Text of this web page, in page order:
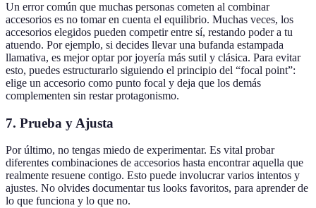
Un error común que muchas personas cometen al combinar
accesorios es no tomar en cuenta el equilibrio. Muchas veces, los
accesorios elegidos pueden competir entre sí, restando poder a tu
atuendo. Por ejemplo, si decides llevar una bufanda estampada
llamativa, es mejor optar por joyería más sutil y clásica. Para evitar
esto, puedes estructurarlo siguiendo el principio del “focal point”:
elige un accesorio como punto focal y deja que los demás
complementen sin restar protagonismo.
7. Prueba y Ajusta
Por último, no tengas miedo de experimentar. Es vital probar
diferentes combinaciones de accesorios hasta encontrar aquella que
realmente resuene contigo. Esto puede involucrar varios intentos y
ajustes. No olvides documentar tus looks favoritos, para aprender de
lo que funciona y lo que no.